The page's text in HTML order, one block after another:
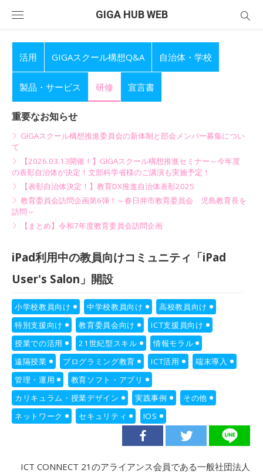
GIGA HUB WEB
活用 GIGAスクール構想Q&A 自治体・学校
製品・サービス 研修 宣言書
重要なお知らせ
GIGAスクール構想推進委員会の新体制と部会メンバー募集につい
て
【2026.03.13開催！】GIGAスクール構想推進セミナー～今年度
の表彰自治体が決定！文部科学省様のご講演も実施予定！
【表彰自治体決定！】教育DX推進自治体表彰2025
教育委員会訪問企画第6弾！～春日井市教育委員会 児島教育長を
訪問～
【まとめ】令和7年度教育委員会訪問企画
iPad利用中の教員向けコミュニティ「iPad
User's Salon」開設
小学校教員向け 中学校教員向け
高校教員向け
特別支援向け
教育委員会向け
ICT支援員向け
授業での活用
21世紀型スキル
情報モラル
遠隔授業
プログラミング教育 ICT活用
端末導入
管理・運用
教育ソフト・アプリ
カリキュラム・授業デザイン
実践事例
その他
ネットワーク
セキュリティ IOS
ICT CONNECT 21のアライアンス会員である一般社団法人